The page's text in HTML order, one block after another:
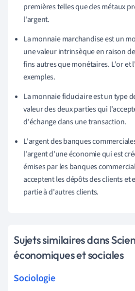
premières telles que des métaux
l'argent.
La monnaie marchandise est un
une valeur intrinsèque en raison
fins autres que monétaires. L'or et
exemples.
La monnaie fiduciaire est un type
valeur des deux parties qui
d'échange dans une transaction.
L'argent des banques
l'argent d'une économie qui est
émises par les banques
acceptent les dépôts des clients et
partie à d'autres clients.
Sujets similaires dans
économiques et sociales
Sociologie